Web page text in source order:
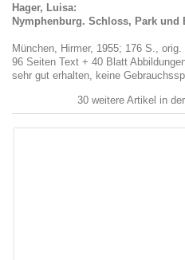
Hager, Luisa:
Nymphenburg. Schloss, Park und
München, Hirmer, 1955; 176 S.,
96 Seiten Text + 40 Blatt
sehr gut erhalten, keine
30 weitere Artikel in